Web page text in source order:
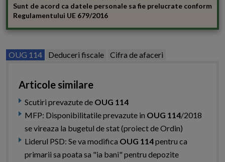
Sunt de acord ca datele personale sa fie prelucrate conform
Regulamentului UE 679/2016
OUG 114 Deduceri fiscale Cifra de afaceri
Articole similare
Scutiri prevazute de OUG 114
MFP: Disponibilitatile prevazute in OUG 114/2018
se vireaza la bugetul de stat (proiect de Ordin)
Liderul PSD: Se va modifica OUG 114pentru ca
primarii sa poata sa "ia bani" pentru depozite